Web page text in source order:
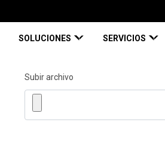
SOLUCIONES SERVICIOS
Subir archivo